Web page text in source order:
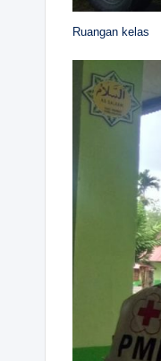
Ruangan kelas